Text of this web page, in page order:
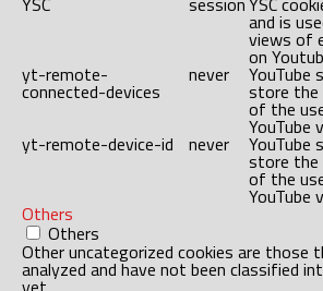
and is
views of
on
yt-remote-
connected-devices
never YouTube
store the
of the
YouTube
yt-remote-device-id never YouTube
store the
of the
YouTube
Others
Others
Other uncategorized cookies are those
analyzed and have not been classified